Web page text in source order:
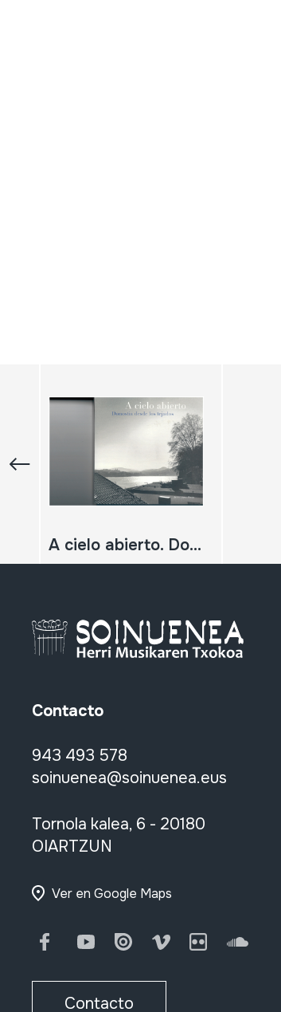
A cielo abierto. Donostia desde los tejados
Contacto
943 493 578
soinuenea@soinuenea.eus
Tornola kalea, 6 - 20180
OIARTZUN
Ver en Google Maps
FacebookYoutubeIssuu Vimeo Flickr
Contacto